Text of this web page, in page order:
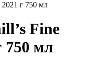
г 750 мл
Fine
750 мл